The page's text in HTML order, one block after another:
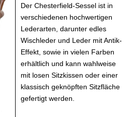
Der Chesterfield-Sessel ist in
verschiedenen hochwertigen
Lederarten, darunter edles
Wischleder und Leder mit Antik-
Effekt, sowie in vielen Farben
erhältlich und kann wahlweise
mit losen Sitzkissen oder einer
klassisch geknöpften Sitzfläche
gefertigt werden.